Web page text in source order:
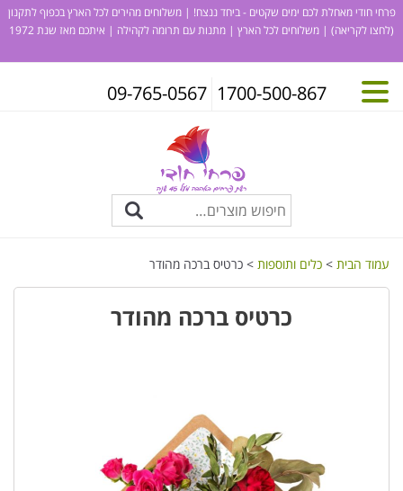
פרחי חודי מאחלת לכם ימים שקטים - ביחד ננצח! | משלוחים מהירים לכל הארץ בכפוף לתקנון
(לחצו לקריאה) | משלוחים לכל הארץ | מתנות עם תרומה לקהילה | איתכם מאז שנת 1972
1700-500-867
09-765-0567
עמוד הבית > כלים ותוספות > כרטיס ברכה מהודר
כרטיס ברכה מהודר